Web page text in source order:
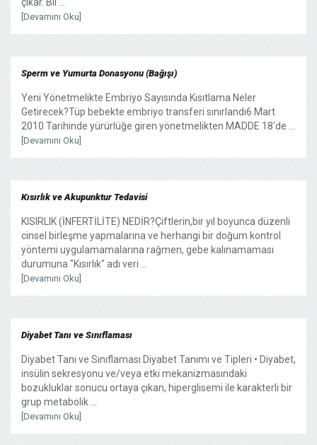
[Devamını Oku]
Sperm ve Yumurta Donasyonu (Bağışı)
Yeni Yönetmelikte Embriyo Sayısında Kısıtlama Neler
Getirecek?Tüp bebekte embriyo transferi sınırlandı6 Mart
2010 Tarihinde yürürlüğe giren yönetmelikten MADDE 18'de ...
[Devamını Oku]
Kısırlık ve Akupunktur Tedavisi
KISIRLIK (İNFERTİLİTE) NEDİR?Çiftlerin,bir yıl boyunca düzenli
cinsel birleşme yapmalarına ve herhangi bir doğum kontrol
yöntemi uygulamamalarına rağmen, gebe kalınamaması
durumuna "Kısırlık" adı veri ...
[Devamını Oku]
Diyabet Tanı ve Sınıflaması
Diyabet Tanı ve Sınıflaması Diyabet Tanımı ve Tipleri • Diyabet,
insülin sekresyonu ve/veya etki mekanizmasındaki
bozukluklar sonucu ortaya çıkan, hiperglisemi ile karakterli bir
grup metabolik ...
[Devamını Oku]